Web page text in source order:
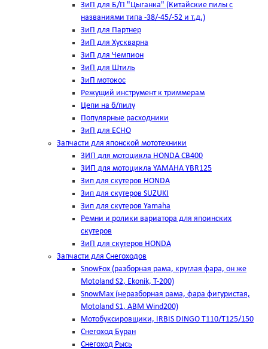
ЗиП для Б/П "Цыганка" (Китайские пилы с
названиями типа -38/-45/-52 и т.д.)
ЗиП для Партнер
ЗиП для Хускварна
ЗиП для Чемпион
ЗиП для Штиль
ЗиП мотокос
Режущий инструмент к триммерам
Цепи на б/пилу
Популярные расходники
ЗиП для ЕСНО
Запчасти для японской мототехники
ЗИП для мотоцикла HONDA CB400
ЗИП для мотоцикла YAMAHA YBR125
Зип для скутеров HONDA
Зип для скутеров SUZUKI
Зип для скутеров Yamaha
Ремни и ролики вариатора для япоинских
скутеров
ЗиП для скутеров HONDA
Запчасти для Снегоходов
SnowFox (разборная рама, круглая фара, он же
Motoland S2, Ekonik, T-200)
SnowMax (неразборная рама, фара фигуристая,
Motoland S1, ABM Wind200)
Мотобуксировщики, IRBIS DINGO Т110/Т125/150
Снегоход Буран
Снегоход Рысь